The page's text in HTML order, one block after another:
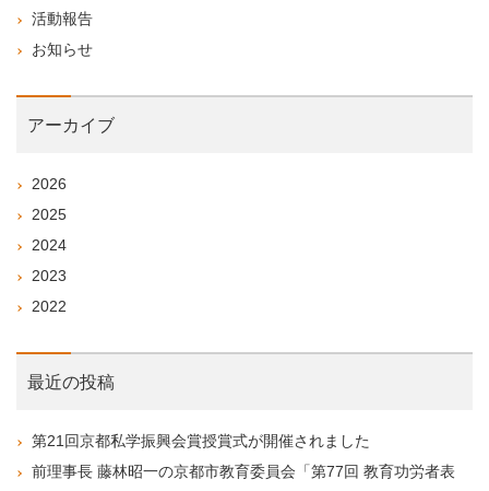
活動報告
お知らせ
アーカイブ
2026
2025
2024
2023
2022
最近の投稿
第21回京都私学振興会賞授賞式が開催されました
前理事長 藤林昭一の京都市教育委員会「第77回 教育功労者表